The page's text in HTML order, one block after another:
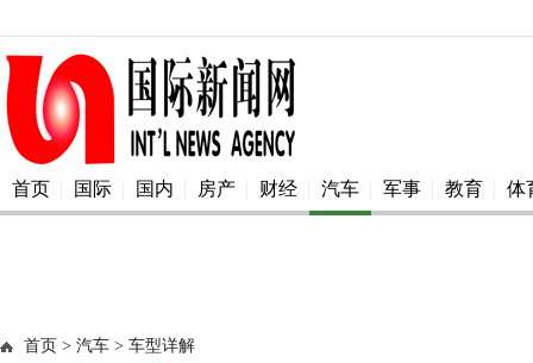
首页 国际 国内 房产 财经 汽车 军事 教育 体
首页 > 汽车 > 车型详解